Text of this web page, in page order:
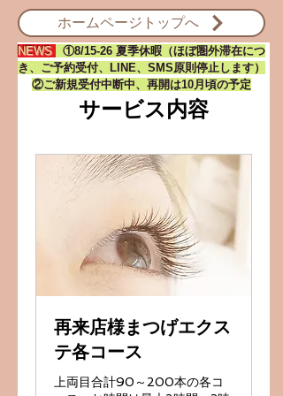
ホームページトップへ
サービス内容
再来店様まつげエクス
テ各コース
上両目合計90～200本の各コ
NEWS : ①8/15-26 夏季休暇（ほぼ圏外滞在につ
き、ご予約受付、LINE、SMS原則停止します）
②ご新規受付中断中、再開は10月頃の予定